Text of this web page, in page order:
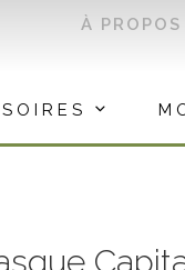
À PROPOS